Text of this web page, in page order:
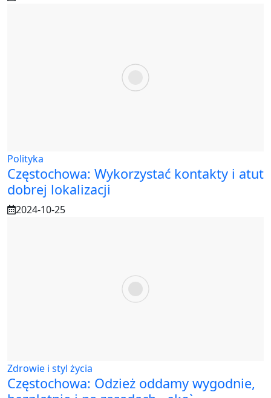
Polityka
Częstochowa: Wykorzystać kontakty i atut
dobrej lokalizacji
2024-10-25
Zdrowie i styl życia
Częstochowa: Odzież oddamy wygodnie,